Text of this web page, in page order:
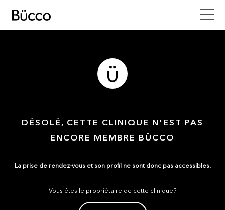
DÉSOLÉ, CETTE CLINIQUE N'EST PAS
ENCORE MEMBRE BÜCCO
La prise de rendez-vous et son profil ne sont donc pas accessibles.
Vous êtes le propriétaire de cette clinique?